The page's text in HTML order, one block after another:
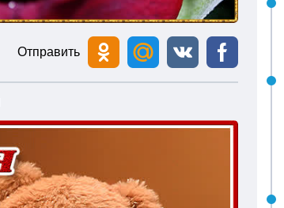
Отправить